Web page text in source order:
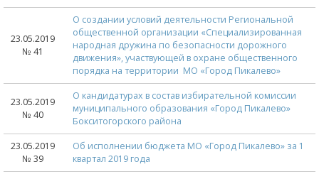
23.05.2019
№ 41
О создании условий деятельности Региональной
общественной организации «Специализированная
народная дружина по безопасности дорожного
движения», участвующей в охране общественного
порядка на территории МО «Город Пикалево»
23.05.2019
№ 40
О кандидатурах в состав избирательной комиссии
муниципального образования «Город Пикалево»
Бокситогорского района
23.05.2019
№ 39
Об исполнении бюджета МО «Город Пикалево» за 1
квартал 2019 года